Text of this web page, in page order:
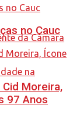
no Cauc
Moreira,
97 Anos